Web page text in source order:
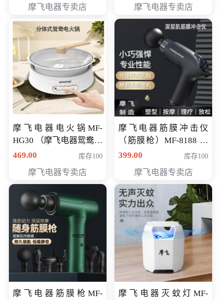
摩飞电器专卖店 摩飞电器专卖店
摩飞电器电火锅MF-
HG30 （摩飞电器鸳鸯锅
MF-HG30 ） 会员专享价
469.00 库存100
摩飞电器专卖店
摩飞电器筋膜冲击仪
（筋膜枪）MF-8188 会
员专享价268元
399.00 库存100
摩飞电器专卖店
摩飞电器筋膜枪MF-
摩飞电器灭蚊灯MF-